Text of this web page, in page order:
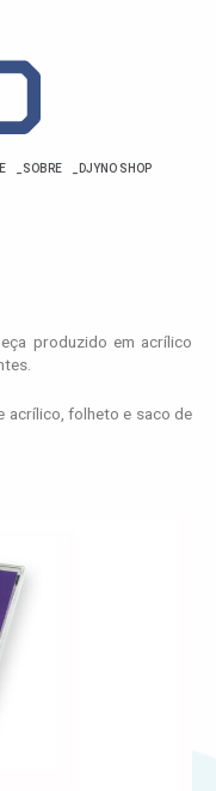
_SOBRE _DJYNO SHOP
produzido em acrílico
acrílico, folheto e saco de